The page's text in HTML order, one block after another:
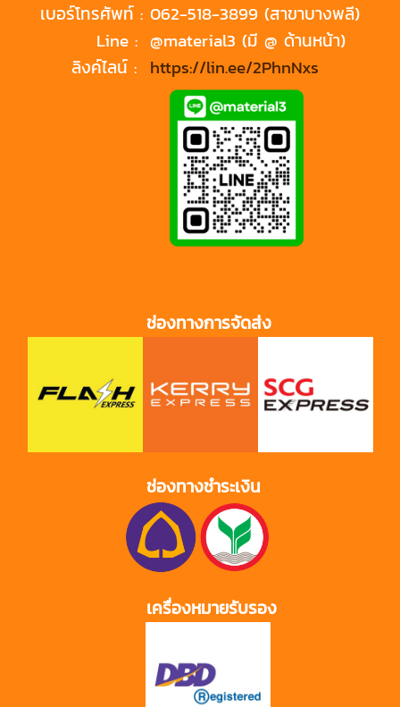
เบอร์โทรศัพท์ : 062-518-3899 (สาขาบางพลี)
Line : @material3 (มี @ ด้านหน้า)
ลิงค์ไลน์ : https://lin.ee/2PhnNxs
ช่องทางการจัดส่ง
ช่องทางชำระเงิน
เครื่องหมายรับรอง